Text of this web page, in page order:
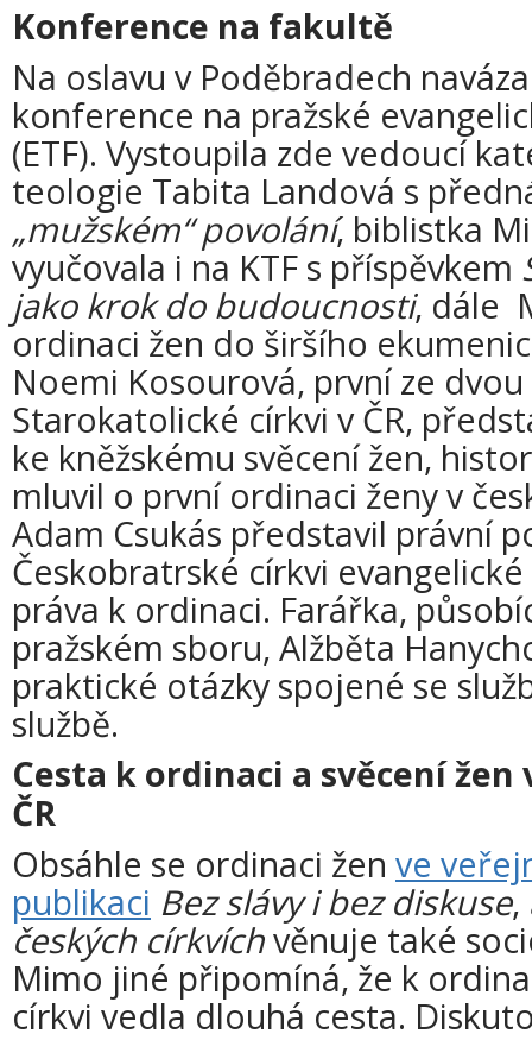
Konference na fakultě
Na oslavu v Poděbradech
konference na pražské
(ETF). Vystoupila zde vedoucí
teologie Tabita Landová s
„mužském“ povolání, biblistka
vyučovala i na KTF s příspěvkem
jako krok do budoucnosti, dále
ordinaci žen do širšího
Noemi Kosourová, první ze
Starokatolické církvi v ČR,
ke kněžskému svěcení žen,
mluvil o první ordinaci ženy v
Adam Csukás představil právní
Českobratrské církvi
práva k ordinaci. Farářka,
pražském sboru, Alžběta
praktické otázky spojené se
službě.
Cesta k ordinaci a svěcení
ČR
Obsáhle se ordinaci žen ve
publikaci Bez slávy i bez diskuse,
českých církvíchvěnuje také
Mimo jiné připomíná, že k
církvi vedla dlouhá cesta.